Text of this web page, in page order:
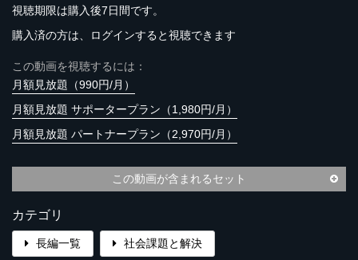
視聴期限は購入後7日間です。
購入済の方は、ログインすると視聴できます
この動画を視聴するには：
月額見放題（990円/月）
月額見放題 サポータープラン（1,980円/月）
月額見放題 パートナープラン（2,970円/月）
この動画が含まれるセット
カテゴリ
長編一覧 社会課題と解決